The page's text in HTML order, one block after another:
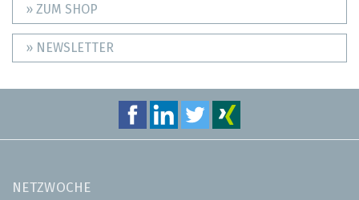
» ZUM SHOP
» NEWSLETTER
NETZWOCHE